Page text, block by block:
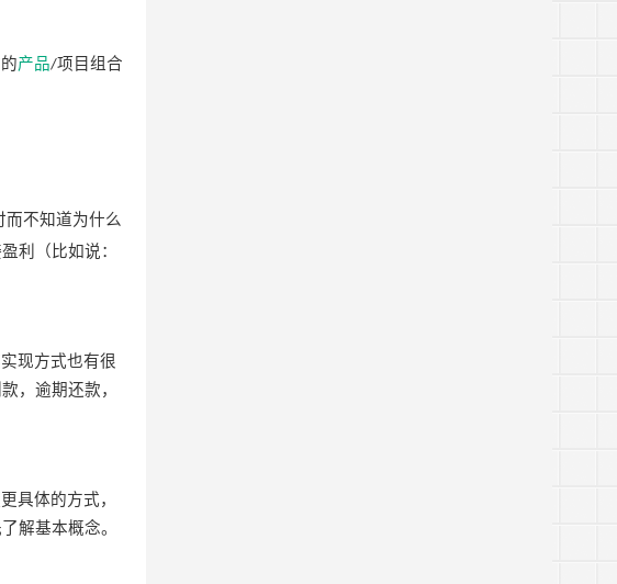
产品/项目组合
不知道为什么
利（比如说：
现方式也有很
，逾期还款，
具体的方式，
解基本概念。